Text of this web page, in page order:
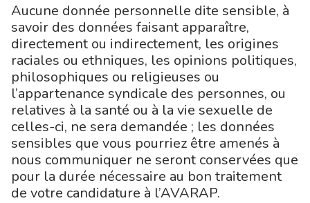
Aucune donnée personnelle dite sensible, à
savoir des données faisant apparaître,
directement ou indirectement, les origines
raciales ou ethniques, les opinions politiques,
philosophiques ou religieuses ou
l’appartenance syndicale des personnes, ou
relatives à la santé ou à la vie sexuelle de
celles-ci, ne sera demandée ; les données
sensibles que vous pourriez être amenés à
nous communiquer ne seront conservées que
pour la durée nécessaire au bon traitement
de votre candidature à l’AVARAP.